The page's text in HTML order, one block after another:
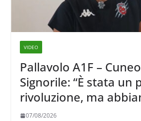
VIDEO
Pallavolo A1F –
Signorile: “È stata un
rivoluzione, ma
chiare siu cosa
07/08/2026